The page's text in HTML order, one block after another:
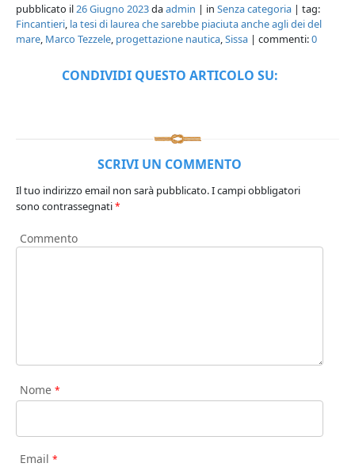
pubblicato il26 Giugno 2023daadmin | in Senza categoria | tag:
Fincantieri, la tesi di laurea che sarebbe piaciuta anche agli dei del
mare, Marco Tezzele, progettazione nautica,Sissa | commenti:0
CONDIVIDI QUESTO ARTICOLO SU:
SCRIVI UN COMMENTO
Il tuo indirizzo email non sarà pubblicato.I campi obbligatori
sono contrassegnati*
Commento
Nome *
Email *